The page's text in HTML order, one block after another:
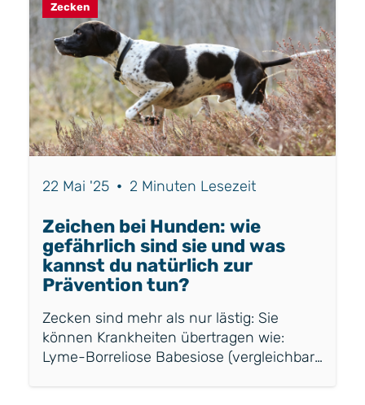
Zecken
22 Mai '25 • 2 Minuten Lesezeit
Zeichen bei Hunden: wie
gefährlich sind sie und was
kannst du natürlich zur
Prävention tun?
Zecken sind mehr als nur lästig: Sie
können Krankheiten übertragen wie:
Lyme-Borreliose Babesiose (vergleichbar